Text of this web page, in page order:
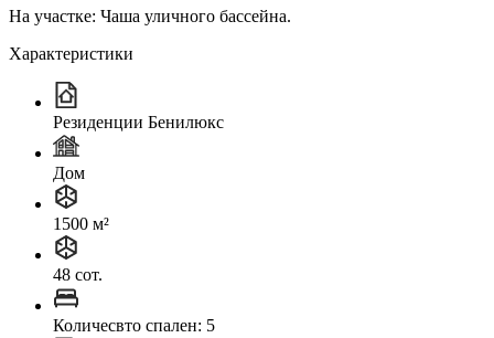
На участке: Чаша уличного бассейна.
Характеристики
Резиденции Бенилюкс
Дом
1500 м²
48 сот.
Количесвто спален: 5